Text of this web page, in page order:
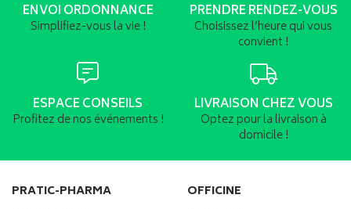
ENVOI ORDONNANCE
Simplifiez-vous la vie !
PRENDRE RENDEZ-VOUS
Choisissez l’heure qui vous
convient !
ESPACE CONSEILS
Profitez de nos événements !
LIVRAISON CHEZ VOUS
Optez pour la livraison à
domicile !
PRATIC-PHARMA OFFICINE